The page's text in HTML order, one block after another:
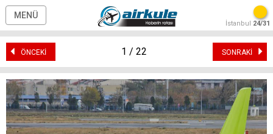
MENÜ
İstanbul 24/31
ÖNCEKİ SONRAKİ
1 / 22